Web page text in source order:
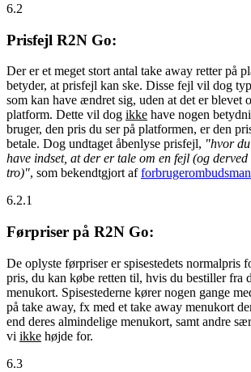
6.2
Prisfejl R2N Go:
Der er et meget stort antal take away retter på
betyder, at prisfejl kan ske. Disse fejl vil dog
som kan have ændret sig, uden at det er blevet
platform. Dette vil dog ikke have nogen
bruger, den pris du ser på platformen, er den
betale. Dog undtaget åbenlyse prisfejl, "hvor
have indset, at der er tale om en fejl (og
tro)", som bekendtgjort af
6.2.1
Førpriser på R2N Go:
De oplyste førpriser er spisestedets normalpris
pris, du kan købe retten til, hvis du bestiller fra
menukort. Spisestederne kører nogen gange
på take away, fx med et take away menukort
end deres almindelige menukort, samt andre
vi ikke højde for.
6.3